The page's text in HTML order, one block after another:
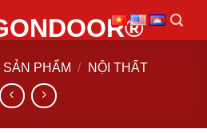
SẢN PHẨM / NỘI THẤT